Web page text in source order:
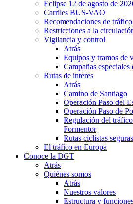
Eclipse 12 de agosto de
Carriles BUS-VAO
Recomendaciones de tráfico
Restricciones a la
Vigilancia y control
Atrás
Equipos y tramos de
Campañas
Rutas de interes
Atrás
Camino de Santiago
Operación Paso del
Operación Paso de
Regulación del
Formentor
Rutas ciclistas seguras
El tráfico en Europa
Conoce la DGT
Atrás
Quiénes somos
Atrás
Nuestros valores
Estructura y funciones